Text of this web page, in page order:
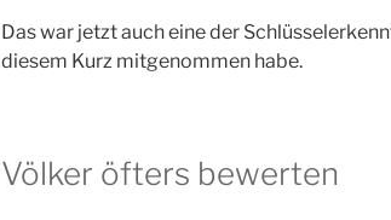
Das war jetzt auch eine der
diesem Kurz mitgenommen habe.
Völker öfters bewerten